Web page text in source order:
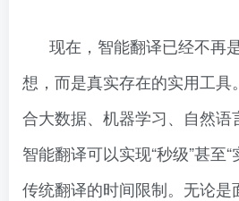
现在，智能翻译已经不再
想，而是真实存在的实用工
合大数据、机器学习、自然语
智能翻译可以实现“秒级”甚至
传统翻译的时间限制。无论